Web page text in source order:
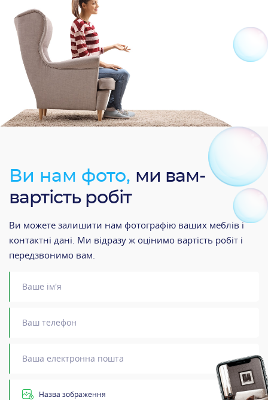
Ви нам фото, ми вам-
вартість робіт
Ви можете залишити нам фотографію ваших меблів і
контактні дані. Ми відразу ж оцінимо вартість робіт і
передзвонимо вам.
Назва зображення